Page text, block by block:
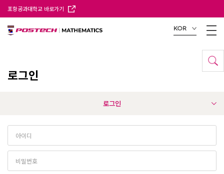
포항공과대학교 바로가기
KOR
로그인
로그인